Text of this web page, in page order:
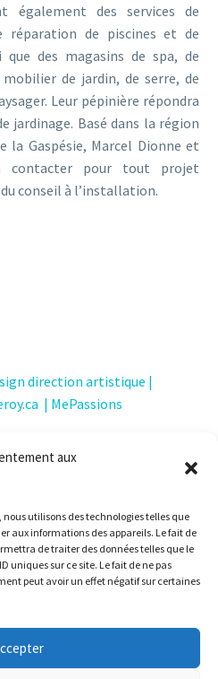
aux
utilisons des technologies telles que
aux informations des appareils. Le fait de
de traiter des données telles que le
uniques sur ce site. Le fait de ne pas
peut avoir un effet négatif sur certaines
également des services de
réparation de piscines et de
des magasins de spa, de
de jardin, de serre, de
Leur pépinière répondra
jardinage. Basé dans la région
la Gaspésie, Marcel Dionne et
contacter pour tout projet
conseil à l’installation.
direction artistique |
| MePassions
Club Piscine
Passion Feu